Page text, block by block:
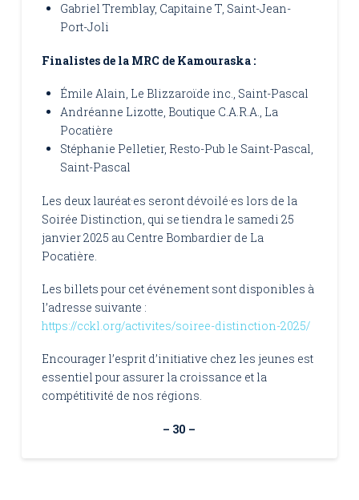
Gabriel Tremblay, Capitaine T, Saint-Jean-
Port-Joli
Finalistes de la MRC de Kamouraska :
Émile Alain, Le Blizzaroïde inc., Saint-Pascal
Andréanne Lizotte, Boutique C.A.R.A., La
Pocatière
Stéphanie Pelletier, Resto-Pub le Saint-Pascal,
Saint-Pascal
Les deux lauréat·es seront dévoilé·es lors de la
Soirée Distinction, qui se tiendra le samedi 25
janvier 2025 au Centre Bombardier de La
Pocatière.
Les billets pour cet événement sont disponibles à
l’adresse suivante :
https://cckl.org/activites/soiree-distinction-2025/
Encourager l’esprit d’initiative chez les jeunes est
essentiel pour assurer la croissance et la
compétitivité de nos régions.
– 30 –